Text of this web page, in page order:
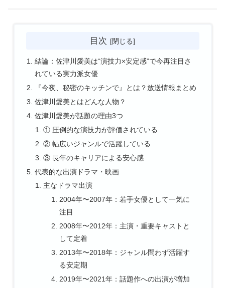
目次
結論：佐津川愛美は“演技力×安定感”で今再注目さ
れている実力派女優
『今夜、秘密のキッチンで』とは？放送情報まとめ
佐津川愛美とはどんな人物？
佐津川愛美が話題の理由3つ
① 圧倒的な演技力が評価されている
② 幅広いジャンルで活躍している
③ 長年のキャリアによる安心感
代表的な出演ドラマ・映画
主なドラマ出演
2004年〜2007年：若手女優として一気に
注目
2008年〜2012年：主演・重要キャストと
して定着
2013年〜2018年：ジャンル問わず活躍す
る安定期
2019年〜2021年：話題作への出演が増加